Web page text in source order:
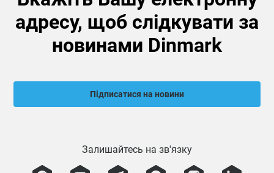
адресу, щоб слідкувати за
новинами Dinmark
Підписатися на новини
Залишайтесь на зв'язку